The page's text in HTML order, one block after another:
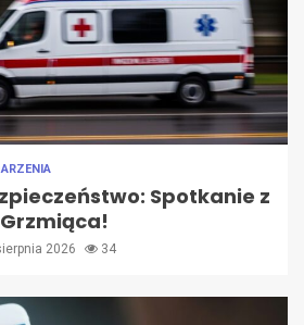
Spotkanie z
Grzmiąca!
2026 34